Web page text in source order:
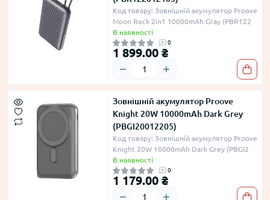
Код товару: Зовнішній акумулятор Proove
Moon Rock 2in1 10000mAh Gray (PBR122
В наявності
0
1 899.00 ₴
Зовнішній акумулятор Proove
Knight 20W 10000mAh Dark Grey
(PBGI20012205)
Код товару: Зовнішній акумулятор Proove
Knight 20W 10000mAh Dark Grey (PBGI2
В наявності
0
1 179.00 ₴